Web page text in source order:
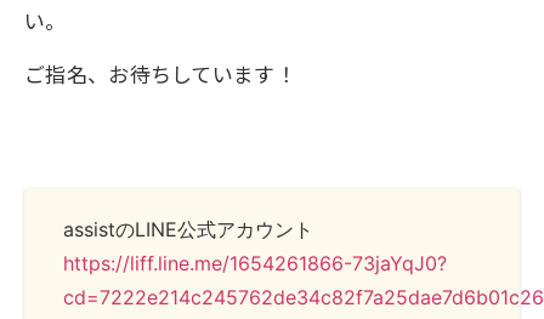
い。
ご指名、お待ちしています！
assistのLINE公式アカウント
https://liff.line.me/1654261866-73jaYqJ0?